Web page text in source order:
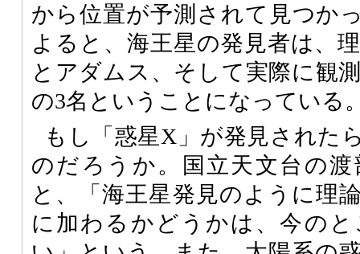
から位置が予測されて見つか
よると、海王星の発見者は、
とアダムス、そして実際に観
の3名ということになっている
もし「惑星X」が発見された
のだろうか。国立天文台の
と、「海王星発見のように理
に加わるかどうかは、今の